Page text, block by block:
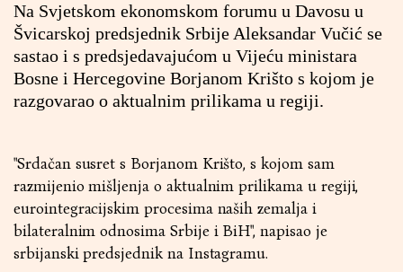
Na Svjetskom ekonomskom forumu u Davosu u
Švicarskoj predsjednik Srbije Aleksandar Vučić se
sastao i s predsjedavajućom u Vijeću ministara
Bosne i Hercegovine Borjanom Krišto s kojom je
razgovarao o aktualnim prilikama u regiji.
"Srdačan susret s Borjanom Krišto, s kojom sam
razmijenio mišljenja o aktualnim prilikama u regiji,
eurointegracijskim procesima naših zemalja i
bilateralnim odnosima Srbije i BiH", napisao je
srbijanski predsjednik na Instagramu.